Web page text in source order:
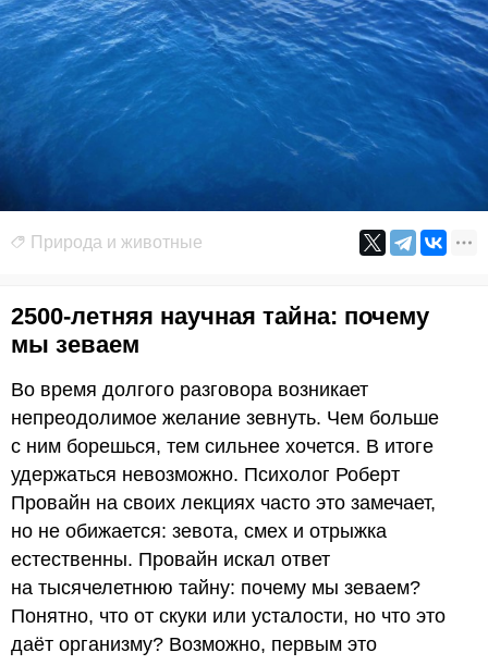
Природа и животные
2500-летняя научная тайна: почему
мы зеваем
Во время долгого разговора возникает
непреодолимое желание зевнуть. Чем больше
с ним борешься, тем сильнее хочется. В итоге
удержаться невозможно. Психолог Роберт
Провайн на своих лекциях часто это замечает,
но не обижается: зевота, смех и отрыжка
естественны. Провайн искал ответ
на тысячелетнюю тайну: почему мы зеваем?
Понятно, что от скуки или усталости, но что это
даёт организму? Возможно, первым это